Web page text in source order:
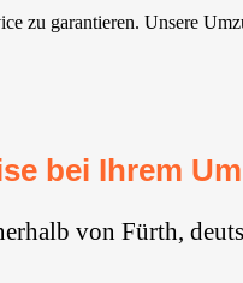
garantieren. Unsere
bei Ihrem
von Fürth,